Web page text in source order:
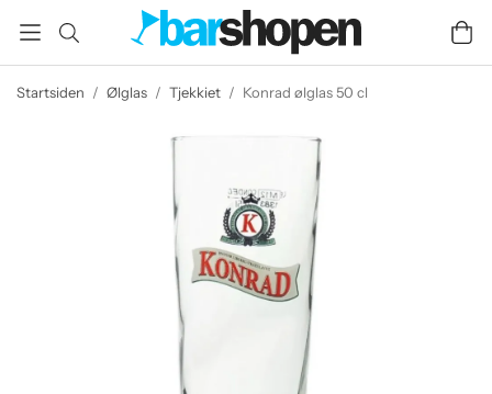
Startsiden / Ølglas / Tjekkiet / Konrad ølglas 50 cl